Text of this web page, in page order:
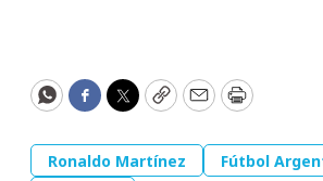
WhatsApp
Facebook
Twitter
CopyEmailPrint
Ronaldo Martínez
Fútbol